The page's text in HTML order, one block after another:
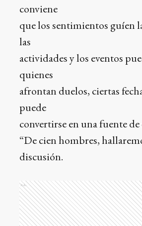
conviene
que los sentimientos guíen
las
actividades y los eventos
quienes
afrontan duelos, ciertas
puede
convertirse en una fuente
“De cien hombres,
discusión.
Ads